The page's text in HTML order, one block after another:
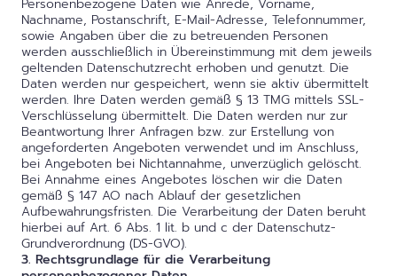
Nachname, Postanschrift, E-Mail-Adresse, Telefonnummer,
sowie Angaben über die zu betreuenden Personen
werden ausschließlich in Übereinstimmung mit dem jeweils
geltenden Datenschutzrecht erhoben und genutzt. Die
Daten werden nur gespeichert, wenn sie aktiv übermittelt
werden. Ihre Daten werden gemäß § 13 TMG mittels SSL-
Verschlüsselung übermittelt. Die Daten werden nur zur
Beantwortung Ihrer Anfragen bzw. zur Erstellung von
angeforderten Angeboten verwendet und im Anschluss,
bei Angeboten bei Nichtannahme, unverzüglich gelöscht.
Bei Annahme eines Angebotes löschen wir die Daten
gemäß § 147 AO nach Ablauf der gesetzlichen
Aufbewahrungsfristen. Die Verarbeitung der Daten beruht
hierbei auf Art. 6 Abs. 1 lit. b und c der Datenschutz-
Grundverordnung (DS-GVO).
3. Rechtsgrundlage für die Verarbeitung